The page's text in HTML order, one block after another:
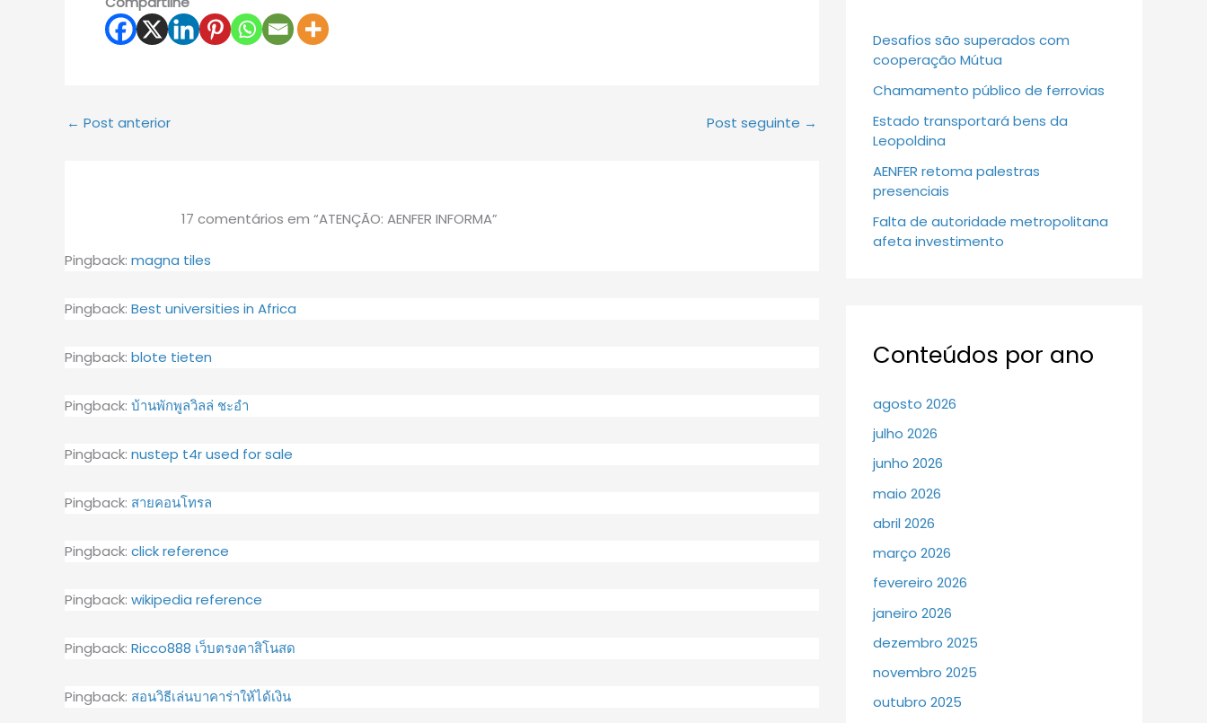
← Post anterior Post seguinte →
17 comentários em “ATENÇÃO: AENFER INFORMA”
Pingback: magna tiles
Pingback: Best universities in Africa
Pingback: blote tieten
Pingback: บ้านพักพูลวิลล่ ชะอำ
Pingback: nustep t4r used for sale
Pingback: สายคอนโทรล
Pingback: click reference
Pingback: wikipedia reference
Pingback: Ricco888 เว็บตรงคาสิโนสด
Pingback: สอนวิธีเล่นบาคาร่าให้ได้เงิน
Desafios são superados com
cooperação Mútua
Chamamento público de ferrovias
Estado transportará bens da
Leopoldina
AENFER retoma palestras
presenciais
Falta de autoridade metropolitana
afeta investimento
Conteúdos por ano
agosto 2026
julho 2026
junho 2026
maio 2026
abril 2026
março 2026
fevereiro 2026
janeiro 2026
dezembro 2025
novembro 2025
outubro 2025